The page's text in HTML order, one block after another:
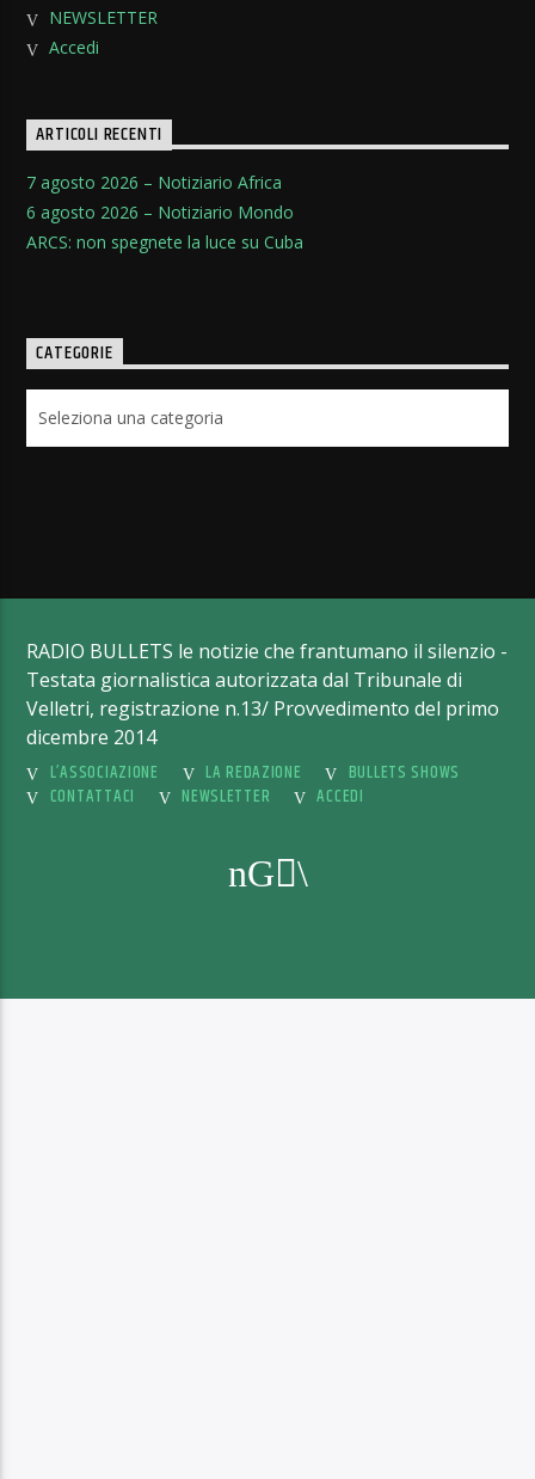
NEWSLETTER
Accedi
ARTICOLI RECENTI
7 agosto 2026 – Notiziario Africa
6 agosto 2026 – Notiziario Mondo
ARCS: non spegnete la luce su Cuba
CATEGORIE
RADIO BULLETS le notizie che frantumano il silenzio -
Testata giornalistica autorizzata dal Tribunale di
Velletri, registrazione n.13/ Provvedimento del primo
dicembre 2014
L’ASSOCIAZIONE
LA REDAZIONE
BULLETS SHOWS
CONTATTACI
NEWSLETTER ACCEDI